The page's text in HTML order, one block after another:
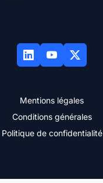
Mentions légales
Conditions générales
Politique de confidentialité